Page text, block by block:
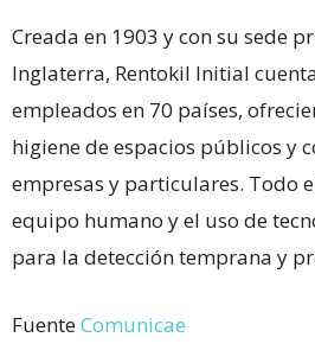
Creada en 1903 y con su sede
Inglaterra, Rentokil Initial
empleados en 70 países,
higiene de espacios públicos y
empresas y particulares. Todo
equipo humano y el uso de
para la detección temprana y
FuenteComunicae